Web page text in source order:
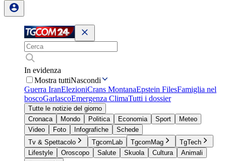
In evidenza
Mostra tuttiNascondi
Guerra IranElezioniCrans MontanaEpstein FilesFamiglia nel
boscoGarlascoEmergenza ClimaTutti i dossier
Tutte le notizie del giorno
Cronaca
Mondo Politica Economia Sport
Meteo
Video
Foto Infografiche
Schede
Tv & Spettacolo
TgcomLab TgcomMag
TgTech
Lifestyle
Oroscopo Salute Skuola Cultura
Animali